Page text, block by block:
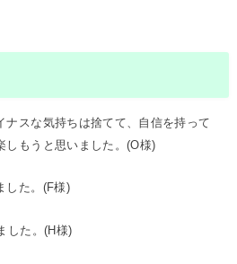
ナスな気持ちは捨てて、自信を持って
しもうと思いました。(O様)
した。(F様)
した。(H様)